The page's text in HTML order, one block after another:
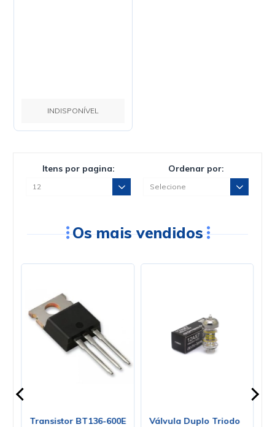
INDISPONÍVEL
Itens por pagina: Ordenar por:
Os mais vendidos
Transistor BT136-600E
Válvula Duplo Triodo